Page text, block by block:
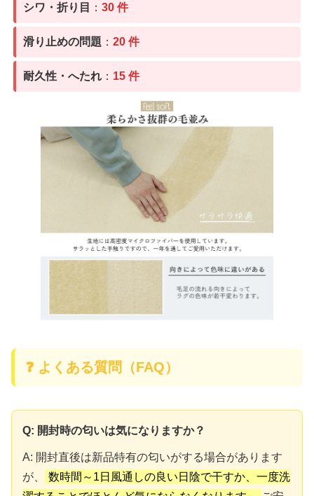
シワ・折り目 ：30 件
滑り止めの問題 ：20 件
耐久性・へたれ ： 15 件
❓ よくある質問（FAQ）
Q: 開封時の匂いは気になりますか？
A: 開封直後は新品特有の匂いがする場合があります
が、
数時間～1日風通しの良い日陰で干すか、一度洗